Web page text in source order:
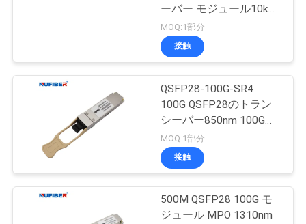
ーバー モジュール10km
1310nm SMFの二重LC
MOQ:1部分
接触
QSFP28-100G-SR4
100G QSFP28のトラン
シーバー850nm 100G
MPOのトランシーバー
MOQ:1部分
接触
500M QSFP28 100G モ
ジュール MPO 1310nm